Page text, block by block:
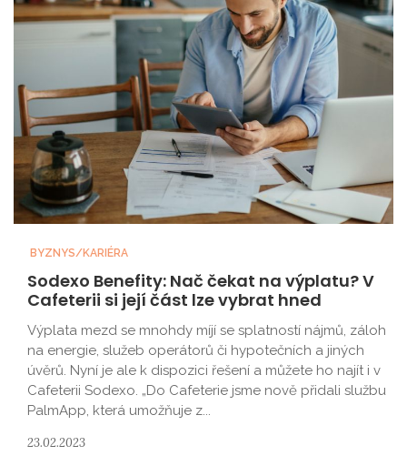
BYZNYS/KARIÉRA
Sodexo Benefity: Nač čekat na výplatu? V
Cafeterii si její část lze vybrat hned
Výplata mezd se mnohdy míjí se splatností nájmů, záloh
na energie, služeb operátorů či hypotečních a jiných
úvěrů. Nyní je ale k dispozici řešení a můžete ho najít i v
Cafeterii Sodexo. „Do Cafeterie jsme nově přidali službu
PalmApp, která umožňuje z...
23.02.2023